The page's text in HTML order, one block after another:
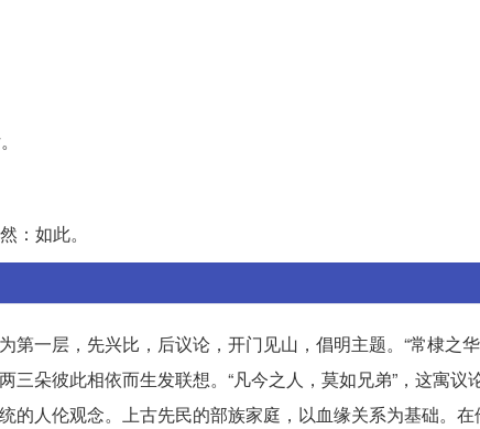
：如此。
第一层，先兴比，后议论，开门见山，倡明主题。“常棣之
三朵彼此相依而生发联想。“凡今之人，莫如兄弟”，这寓
的人伦观念。上古先民的部族家庭，以血缘关系为基础。